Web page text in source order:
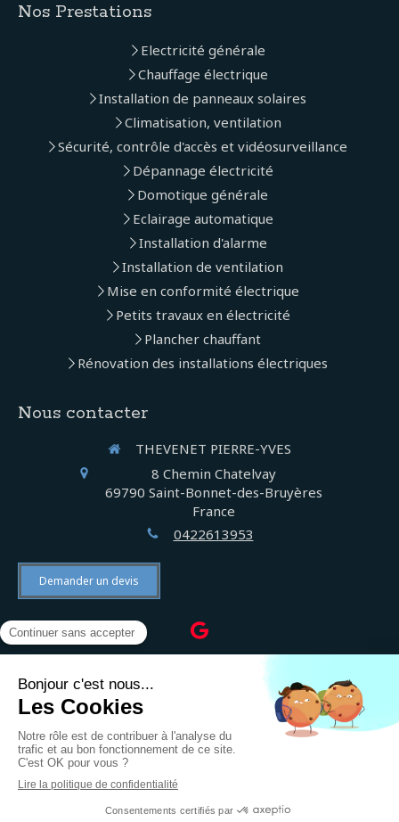
Nos Prestations
Electricité générale
Chauffage électrique
Installation de panneaux solaires
Climatisation, ventilation
Sécurité, contrôle d'accès et vidéosurveillance
Dépannage électricité
Domotique générale
Eclairage automatique
Installation d'alarme
Installation de ventilation
Mise en conformité électrique
Petits travaux en électricité
Plancher chauffant
Rénovation des installations électriques
Nous contacter
THEVENET PIERRE-YVES
8 Chemin Chatelvay
69790 Saint-Bonnet-des-Bruyères
France
0422613953
Demander un devis
©2022 THEVENET PIERRE-YVES - Électricien
Mentions légales